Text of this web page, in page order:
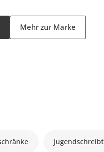
Mehr zur Marke